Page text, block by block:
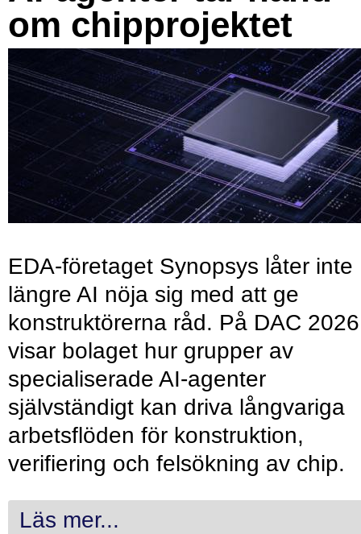
om chipprojektet
EDA-företaget Synopsys låter inte
längre AI nöja sig med att ge
konstruktörerna råd. På DAC 2026
visar bolaget hur grupper av
specialiserade AI-agenter
självständigt kan driva långvariga
arbetsflöden för konstruktion,
verifiering och felsökning av chip.
Läs mer...